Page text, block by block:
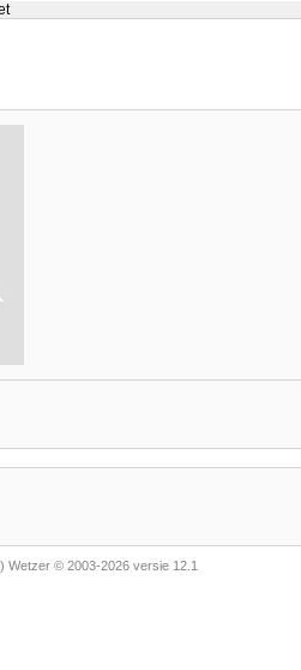
Wetzer © 2003-2026 versie 12.1